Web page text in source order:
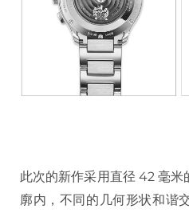
此次的新作采用直径 42 毫米
廓内，不同的几何形状和谐